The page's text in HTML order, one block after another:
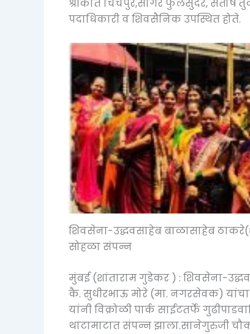
श्रीकांत चिचपुरे,सागर फुलसुंदर, संतोष
पदाधिकारी व शिवसैनिक उपस्थित होते.
शिवसेना-उद्धवसाहेब बाळासाहेब
सोहळा संपन्न
मुंबई (शांताराम गुडेकर ) : शिवसेना-
कै. सुधीरभाऊ मोरे (मा. नगरसेवक)
यांनी विक्रोळी पार्क साईटतर्फे
थाटामाटात संपन्न झाला.सानेगुरुजी